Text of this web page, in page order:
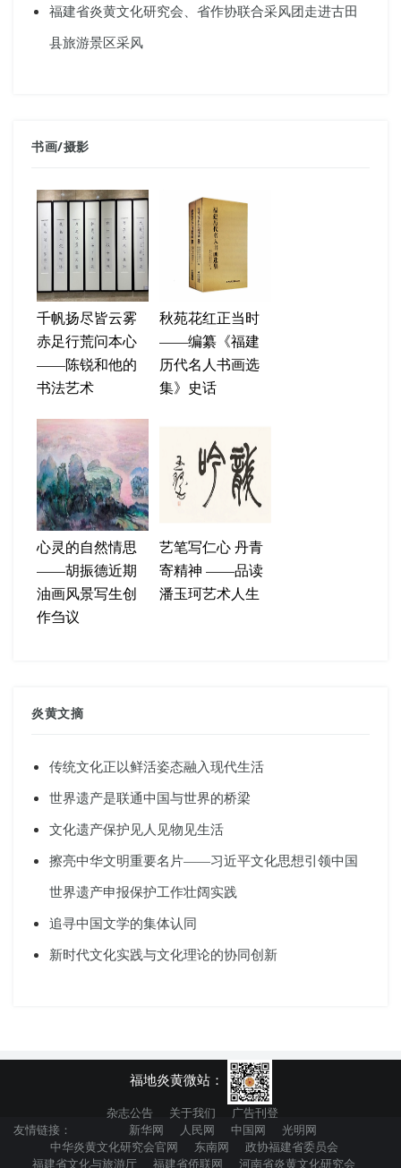
福建省炎黄文化研究会、省作协联合采风团走进古田
县旅游景区采风
书画/摄影
千帆扬尽皆云雾
赤足行荒问本心
——陈锐和他的
书法艺术
秋苑花红正当时
——编纂《福建
历代名人书画选
集》史话
心灵的自然情思
——胡振德近期
油画风景写生创
作刍议
艺笔写仁心 丹青
寄精神 ——品读
潘玉珂艺术人生
炎黄文摘
传统文化正以鲜活姿态融入现代生活
世界遗产是联通中国与世界的桥梁
文化遗产保护见人见物见生活
擦亮中华文明重要名片——习近平文化思想引领中国
世界遗产申报保护工作壮阔实践
追寻中国文学的集体认同
新时代文化实践与文化理论的协同创新
福地炎黄微站：
杂志公告 关于我们
广告刊登
友情链接：
新华网 人民网 中国网
光明网
中华炎黄文化研究会官网
东南网
政协福建省委员会
福建省文化与旅游厅
福建省侨联网 河南省炎黄文化研究会